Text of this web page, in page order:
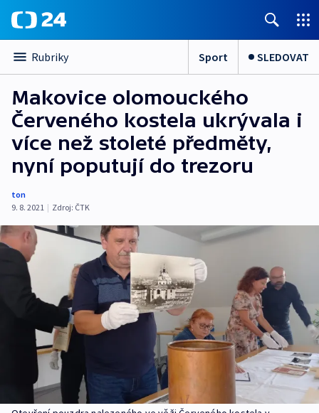
Rubriky Sport SLEDOVAT
Makovice olomouckého
Červeného kostela ukrývala i
více než stoleté předměty,
nyní poputují do trezoru
ton
9. 8. 2021 | Zdroj: ČTK